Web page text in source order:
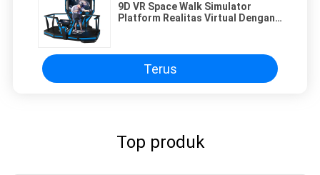
9D VR Space Walk Simulator
Platform Realitas Virtual Dengan
Terus
Top produk